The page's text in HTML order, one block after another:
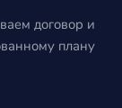
договор и
плану